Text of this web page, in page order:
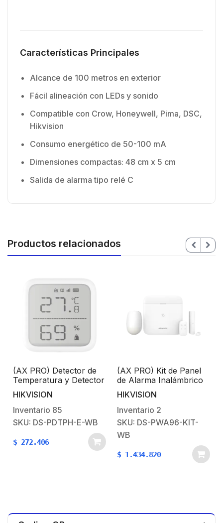
Características Principales
Alcance de 100 metros en exterior
Fácil alineación con LEDs y sonido
Compatible con Crow, Honeywell, Pima, DSC,
Hikvision
Consumo energético de 50-100 mA
Dimensiones compactas: 48 cm x 5 cm
Salida de alarma tipo relé C
Productos relacionados
(AX PRO) Detector de
Temperatura y Detector
de Humedad
Inalámbrico / 2.7″ de
Tamaño / Uso en
Interior / Rango de
Detección desde -35°C
hasta 99°C
HIKVISION
Inventario 85
SKU: DS-PDTPH-E-WB
$ 272.406
(AX PRO) Kit de Panel
de Alarma Inalámbrico
de Hikvision / Soporta
96 Zonas / Lector de
Tag integrado / 3G/4G,
Wi-Fi y Ethernet /
Incluye Batería de
respaldo / Compatible
con los Accesorios AX
PRO.
HIKVISION
Inventario 2
SKU: DS-PWA96-KIT-
WB
$ 1.434.820